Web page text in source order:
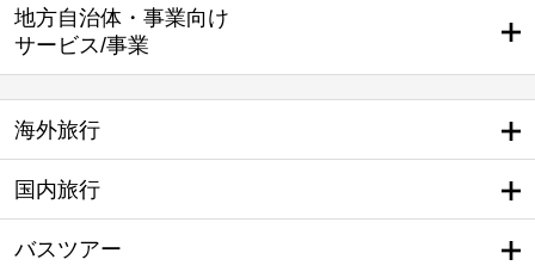
地方自治体・事業向け
サービス/事業
海外旅行
国内旅行
バスツアー